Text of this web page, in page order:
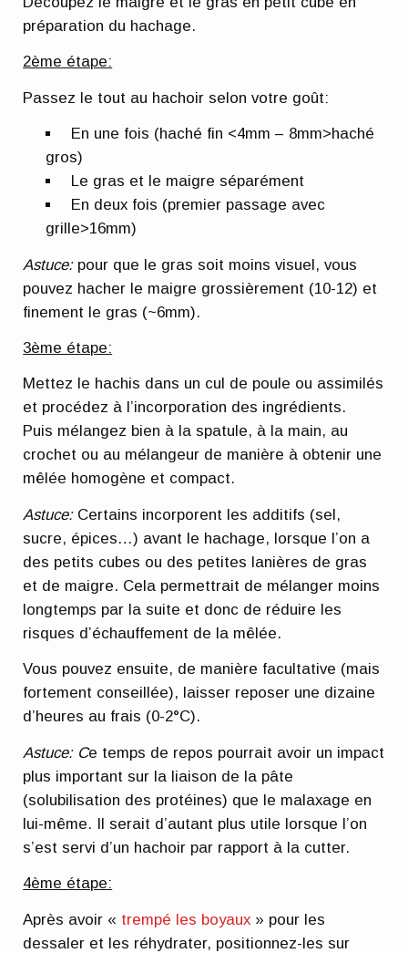
préparation du hachage.
2ème étape:
Passez le tout au hachoir selon votre goût:
En une fois (haché fin <4mm – 8mm>haché
gros)
Le gras et le maigre séparément
En deux fois (premier passage avec
grille>16mm)
Astuce:pour que le gras soit moins visuel, vous
pouvez hacher le maigre grossièrement (10-12) et
finement le gras (~6mm).
3ème étape:
Mettez le hachis dans un cul de poule ou assimilés
et procédez à l’incorporation des ingrédients.
Puis mélangez bien à la spatule, à la main, au
crochet ou au mélangeur de manière à obtenir une
mêlée homogène et compact.
Astuce:Certains incorporent les additifs (sel,
sucre, épices…) avant le hachage, lorsque l’on a
des petits cubes ou des petites lanières de gras
et de maigre. Cela permettrait de mélanger moins
longtemps par la suite et donc de réduire les
risques d’échauffement de la mêlée.
Vous pouvez ensuite, de manière facultative (mais
fortement conseillée), laisser reposer une dizaine
d’heures au frais (0-2°C).
Astuce: Ce temps de repos pourrait avoir un impact
plus important sur la liaison de la pâte
(solubilisation des protéines) que le malaxage en
lui-même. Il serait d’autant plus utile lorsque l’on
s’est servi d’un hachoir par rapport à la cutter.
4ème étape:
Après avoir « trempé les boyaux » pour les
dessaler et les réhydrater, positionnez-les sur